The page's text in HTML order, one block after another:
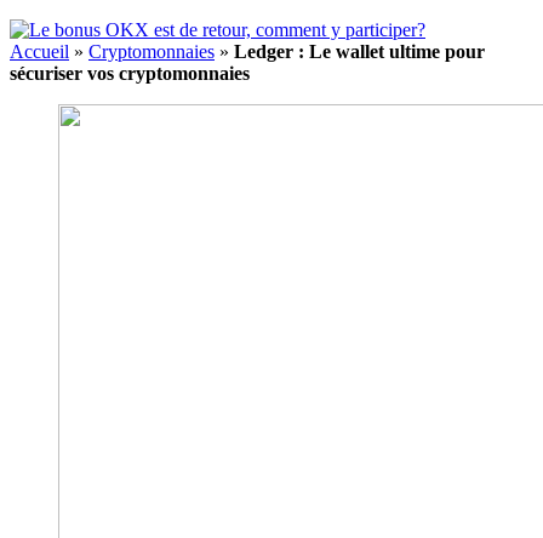
Accueil » Cryptomonnaies » Ledger : Le wallet ultime pour
sécuriser vos cryptomonnaies